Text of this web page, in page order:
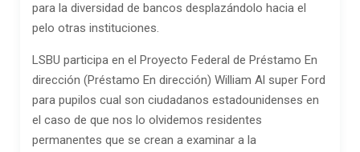
para la diversidad de bancos desplazándolo hacia el
pelo otras instituciones.
LSBU participa en el Proyecto Federal de Préstamo En
dirección (Préstamo En dirección) William Al super Ford
para pupilos cual son ciudadanos estadounidenses en
el caso de que nos lo olvidemos residentes
permanentes que se crean a examinar a la